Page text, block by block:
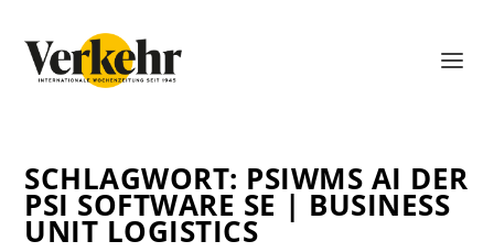
SCHLAGWORT: PSIWMS AI DER
PSI SOFTWARE SE | BUSINESS
UNIT LOGISTICS